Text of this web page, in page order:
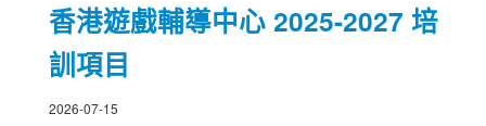
香港遊戲輔導中心 2025-2027 培
訓項目
2026-07-15